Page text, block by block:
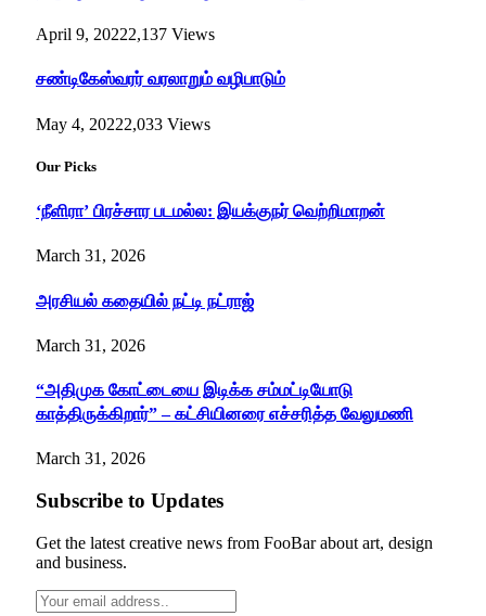
April 9, 20222,137 Views
சண்டிகேஸ்வரர் வரலாறும் வழிபாடும்
May 4, 20222,033 Views
Our Picks
‘நீளிரா’ பிரச்சார படமல்ல: இயக்குநர் வெற்றிமாறன்
March 31, 2026
அரசியல் கதையில் நட்டி நட்ராஜ்
March 31, 2026
“அதிமுக கோட்டையை இடிக்க சம்மட்டியோடு
காத்திருக்கிறார்” – கட்சியினரை எச்சரித்த வேலுமணி
March 31, 2026
Subscribe to Updates
Get the latest creative news from FooBar about art, design
and business.